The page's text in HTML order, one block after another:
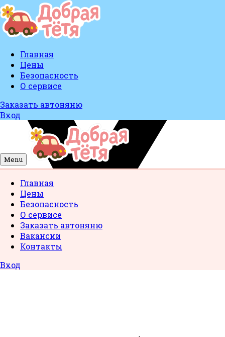
Главная
Цены
Безопасность
О сервисе
Заказать автоняню
Вход
Menu
Главная
Цены
Безопасность
О сервисе
Заказать автоняню
Вакансии
Контакты
Вход